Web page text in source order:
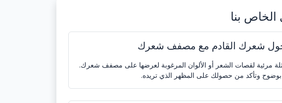
بنا
شعرك القادم مع مصفف شعرك
مرئية لقصات الشعر أو الألوان المرغوبة لعرضها على مصفف شعرك.
وتأكد من حصولك على المظهر الذي تريده.